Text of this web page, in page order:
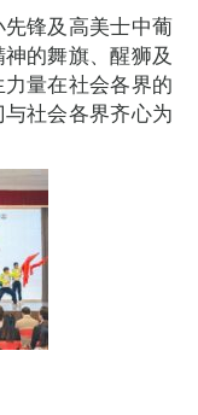
锋及高美士中葡
的舞旗、醒狮及
量在社会各界的
社会各界齐心为